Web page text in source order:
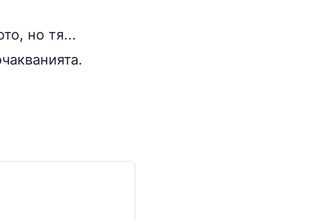
но тя...